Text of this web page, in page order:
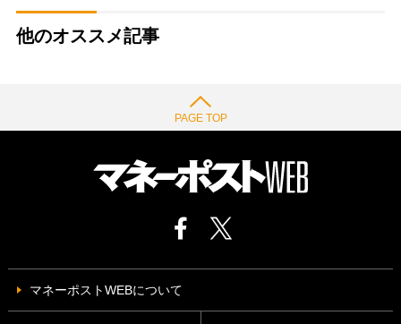
他のオススメ記事
PAGE TOP
マネーポストWEBについて